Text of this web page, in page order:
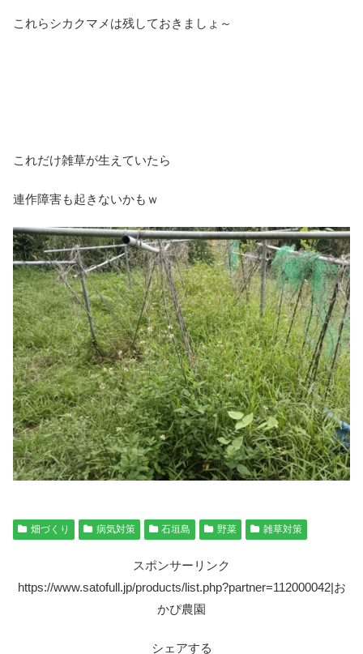
これらシカクマメは残しておきましょ～
これだけ雑草が生えていたら
連作障害も起きないかもｗ
畑づくり 病気対策 石垣島 野菜 雑草対策
スポンサーリンク
https://www.satofull.jp/products/list.php?partner=112000042|お
かぴ農園
シェアする